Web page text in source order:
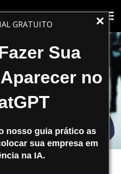
GRATUITO
Sua
no
nosso guia prático as
sua empresa em
na IA.